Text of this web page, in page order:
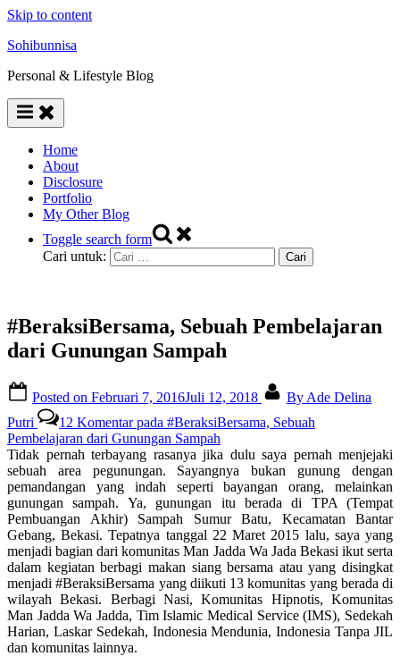
Skip to content
Sohibunnisa
Personal & Lifestyle Blog
Home
About
Disclosure
Portfolio
My Other Blog
Toggle search form
Cari untuk:
#BeraksiBersama, Sebuah Pembelajaran
dari Gunungan Sampah
Posted on Februari 7, 2016Juli 12, 2018 By Ade Delina
Putri
12 Komentarpada #BeraksiBersama, Sebuah
Pembelajaran dari Gunungan Sampah
Tidak pernah terbayang rasanya jika dulu saya pernah menjejaki
sebuah area pegunungan. Sayangnya bukan gunung dengan
pemandangan yang indah seperti bayangan orang, melainkan
gunungan sampah. Ya, gunungan itu berada di TPA (Tempat
Pembuangan Akhir) Sampah Sumur Batu, Kecamatan Bantar
Gebang, Bekasi. Tepatnya tanggal 22 Maret 2015 lalu, saya yang
menjadi bagian dari komunitas Man Jadda Wa Jada Bekasi ikut serta
dalam kegiatan berbagi makan siang bersama atau yang disingkat
menjadi #BeraksiBersama yang diikuti 13 komunitas yang berada di
wilayah Bekasi. Berbagi Nasi, Komunitas Hipnotis, Komunitas
Man Jadda Wa Jadda, Tim Islamic Medical Service (IMS), Sedekah
Harian, Laskar Sedekah, Indonesia Mendunia, Indonesia Tanpa JIL
dan komunitas lainnya.